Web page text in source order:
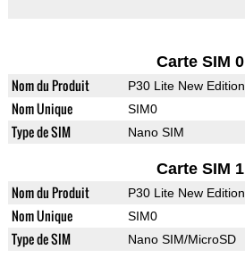
Carte SIM 0
Nom du Produit P30 Lite New Edition
Nom Unique SIM0
Type de SIM Nano SIM
Carte SIM 1
Nom du Produit P30 Lite New Edition
Nom Unique SIM0
Type de SIM Nano SIM/MicroSD